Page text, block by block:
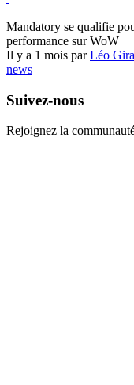
Mandatory se qualifie
performance sur WoW
Il y a 1 mois parLéo
news
Suivez-nous
Rejoignez la